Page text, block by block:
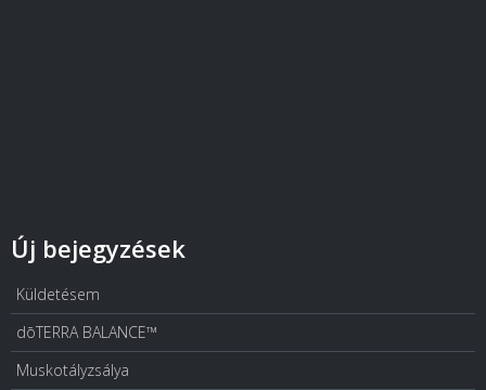
Új bejegyzések
Küldetésem
dōTERRA BALANCE™
Muskotályzsálya